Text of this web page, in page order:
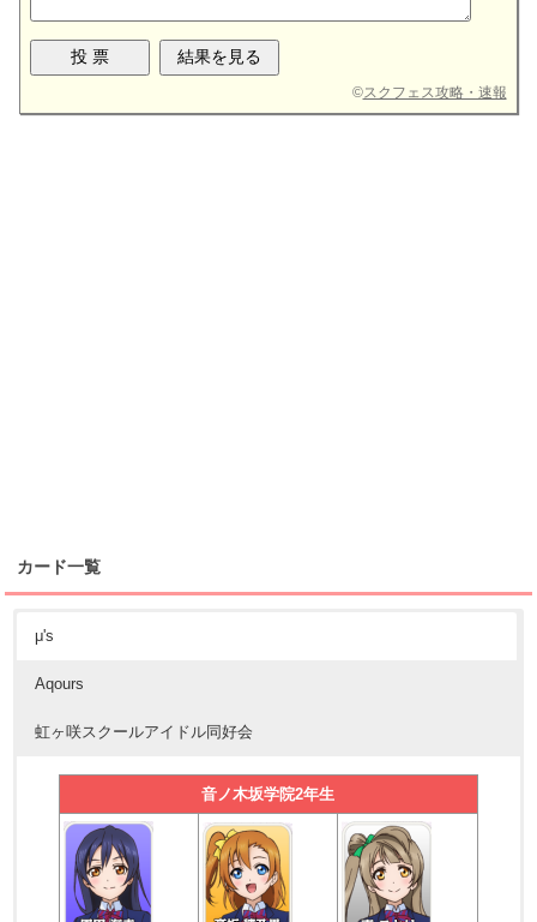
©スクフェス攻略・速報
カード一覧
μ's
Aqours
虹ヶ咲スクールアイドル同好会
音ノ木坂学院2年生